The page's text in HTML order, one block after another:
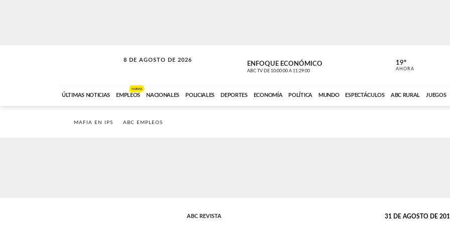
8 DE AGOSTO DE 2026
CONEXIÓN ROMANCE ENFOQUE ECONÓMICO
ABC TV DE 10:00:00 A 11:29:00 ABC CARDINAL
19º
AHORA
ÚLTIMAS NOTICIAS EMPLEOS
NUEVO
NACIONALES POLICIALES DEPORTES ECONOMÍA POLÍTICA MUNDO ESPECTÁCULOS ABC RURAL JUEGOS
MAFIA EN IPS ABC EMPLEOS
ABC REVISTA 31 DE AGOSTO DE